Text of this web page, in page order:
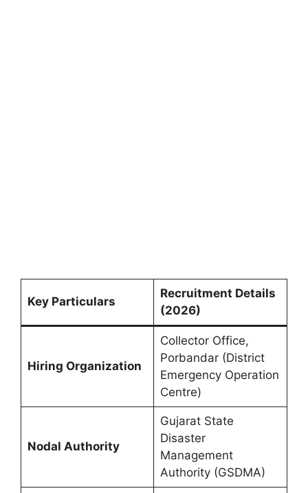
Key Particulars
Recruitment Details
(2026)
Hiring Organization
Collector Office,
Porbandar (District
Emergency Operation
Centre)
Nodal Authority
Gujarat State
Disaster
Management
Authority (GSDMA)